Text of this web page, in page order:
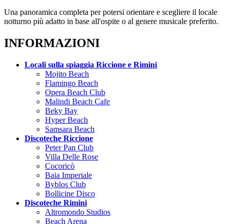
Una panoramica completa per potersi orientare e scegliere il locale
notturno più adatto in base all'ospite o al genere musicale preferito.
INFORMAZIONI
Locali sulla spiaggia Riccione e Rimini
Mojito Beach
Flamingo Beach
Opera Beach Club
Malindi Beach Cafe
Beky Bay
Hyper Beach
Samsara Beach
Discoteche Riccione
Peter Pan Club
Villa Delle Rose
Cocoricò
Baia Imperiale
Byblos Club
Bollicine Disco
Discoteche Rimini
Altromondo Studios
Beach Arena